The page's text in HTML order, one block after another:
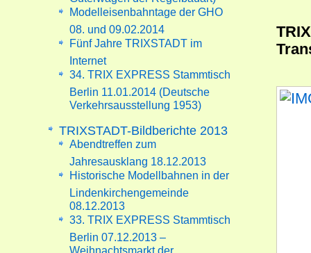
Modelleisenbahntage der GHO
08. und 09.02.2014
Fünf Jahre TRIXSTADT im
Internet
34. TRIX EXPRESS Stammtisch
Berlin 11.01.2014 (Deutsche
Verkehrsausstellung 1953)
TRIXSTADT-Bildberichte 2013
Abendtreffen zum
Jahresausklang 18.12.2013
Historische Modellbahnen in der
Lindenkirchengemeinde
08.12.2013
33. TRIX EXPRESS Stammtisch
Berlin 07.12.2013 –
Weihnachtsmarkt der